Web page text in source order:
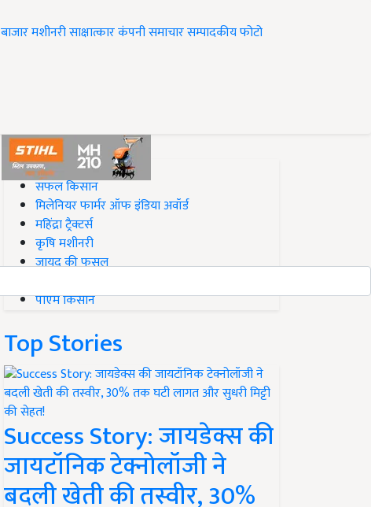
बाजारमशीनरीसाक्षात्कारकंपनी समाचारसम्पादकीयफोटो
#Top on Krishi Jagran
सफल किसान
मिलेनियर फार्मर ऑफ इंडिया अवॉर्ड
महिंद्रा ट्रैक्टर्स
कृषि मशीनरी
जायद की फसल
पीएम किसान
Top Stories
Success Story: जायडेक्स की
जायटॉनिक टेक्नोलॉजी ने
बदली खेती की तस्वीर, 30%